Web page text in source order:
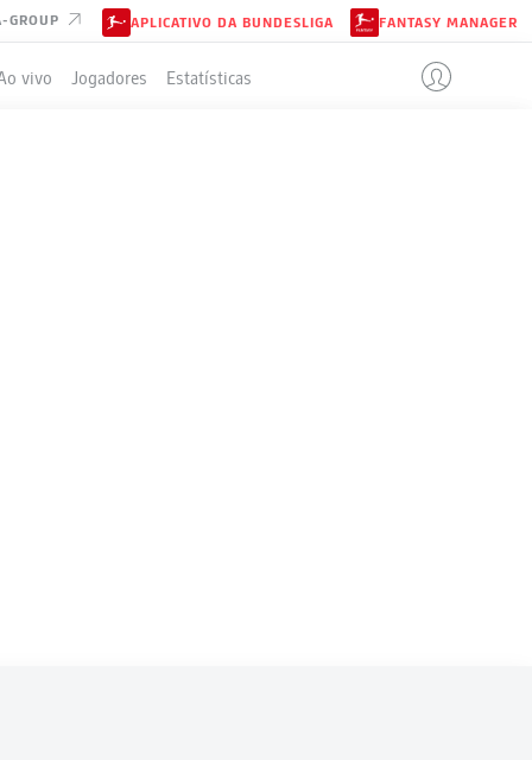
GROUP APLICATIVO DA BUNDESLIGA FANTASY MANAGER
vivo Jogadores Estatísticas